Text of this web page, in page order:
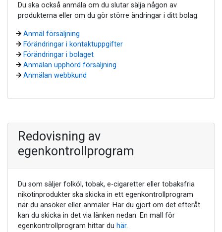
Du ska också anmäla om du slutar sälja någon av
produkterna eller om du gör större ändringar i ditt bolag.
Anmäl försäljning
Förändringar i kontaktuppgifter
Förändringar i bolaget
Anmälan upphörd försäljning
Anmälan webbkund
Redovisning av
egenkontrollprogram
Du som säljer folköl, tobak, e-cigaretter eller tobaksfria
nikotinprodukter ska skicka in ett egenkontrollprogram
när du ansöker eller anmäler. Har du gjort om det efteråt
kan du skicka in det via länken nedan. En mall för
egenkontrollprogram hittar du här.